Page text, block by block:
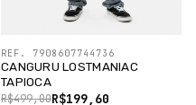
CANGURU LOSTMANIAC
TAPIOCA
R$199,60
R$499,00
REF. 7908607744736